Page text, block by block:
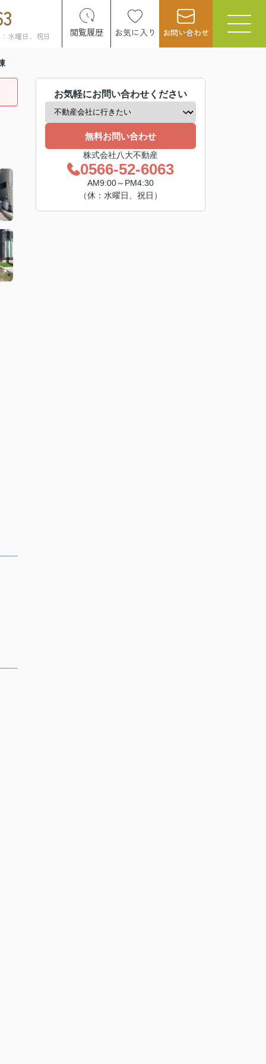
水曜日、祝日 閲覧履歴 お気に入り お問い合わせ
お気軽にお問い合わせください
無料お問い合わせ
株式会社八大不動産
0566-52-6063
AM9:00～PM4:30
（休：水曜日、祝日）